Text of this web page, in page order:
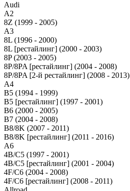
Audi
A2
8Z (1999 - 2005)
A3
8L (1996 - 2000)
8L [рестайлинг] (2000 - 2003)
8P (2003 - 2005)
8P/8PA [рестайлинг] (2004 - 2008)
8P/8PA [2-й рестайлинг] (2008 - 2013)
A4
B5 (1994 - 1999)
B5 [рестайлинг] (1997 - 2001)
B6 (2000 - 2005)
B7 (2004 - 2008)
B8/8K (2007 - 2011)
B8/8K [рестайлинг] (2011 - 2016)
A6
4B/C5 (1997 - 2001)
4B/C5 [рестайлинг] (2001 - 2004)
4F/C6 (2004 - 2008)
4F/C6 [рестайлинг] (2008 - 2011)